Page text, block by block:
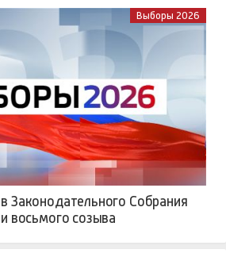
Выборы 2026
Законодательного Собрания
восьмого созыва